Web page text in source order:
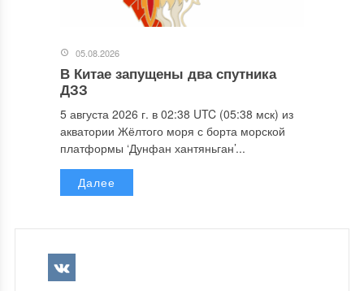
05.08.2026
В Китае запущены два спутника
ДЗЗ
5 августа 2026 г. в 02:38 UTC (05:38 мск) из
акватории Жёлтого моря с борта морской
платформы ‘Дунфан хантяньган’...
Далее